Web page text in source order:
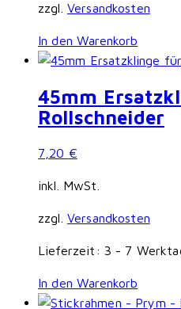
zzgl. Versandkosten
In den Warenkorb
45mm
Rollschneider
7,20 €
inkl. MwSt.
zzgl. Versandkosten
Lieferzeit: 3 - 7
In den Warenkorb